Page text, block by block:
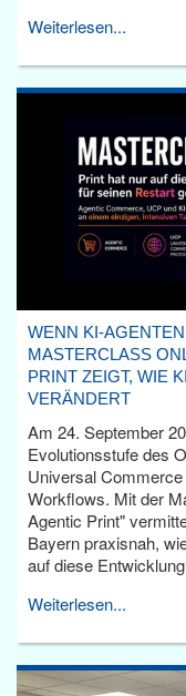
Weiterlesen...
WENN KI-
MASTERCLASS
PRINT ZEIGT, WIE
VERÄNDERT
Am 24. September
Evolutionsstufe des
Universal
Workflows. Mit der
Agentic Print"
Bayern praxisnah,
auf diese
Weiterlesen...